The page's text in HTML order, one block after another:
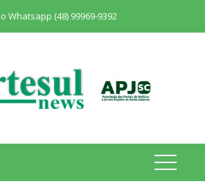
Whatsapp (48) 99969-9392